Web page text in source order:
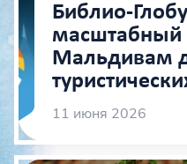
Библио-
масштабный
Мальдивам
11 июня 2026